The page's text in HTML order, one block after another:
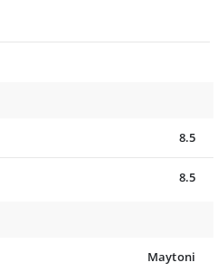
8.5
8.5
Maytoni